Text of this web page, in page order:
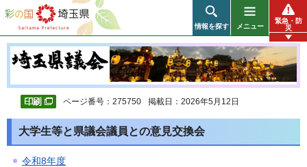
彩の国 埼玉県
情報を探す メニュー
緊急・防
災
ページ番号：275750 掲載日：2026年5月12日
大学生等と県議会議員との意見交換会
令和8年度